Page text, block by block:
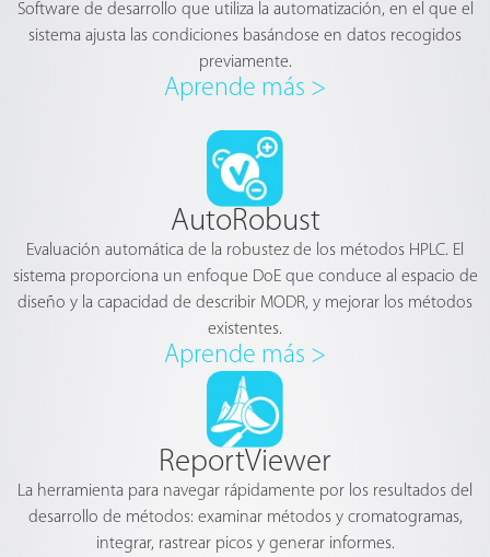
Software de desarrollo que utiliza la automatización, en el que el
sistema ajusta las condiciones basándose en datos recogidos
previamente.
Aprende más >
AutoRobust
Evaluación automática de la robustez de los métodos HPLC. El
sistema proporciona un enfoque DoE que conduce al espacio de
diseño y la capacidad de describir MODR, y mejorar los métodos
existentes.
Aprende más >
ReportViewer
La herramienta para navegar rápidamente por los resultados del
desarrollo de métodos: examinar métodos y cromatogramas,
integrar, rastrear picos y generar informes.